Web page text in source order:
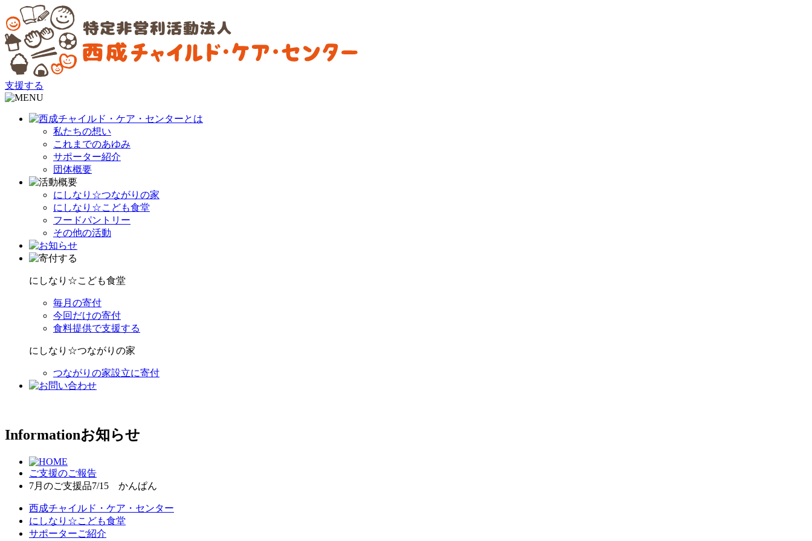
支援する
私たちの想い
これまでのあゆみ
サポーター紹介
団体概要
にしなり☆つながりの家
にしなり☆こども食堂
フードパントリー
その他の活動
にしなり☆こども食堂
毎月の寄付
今回だけの寄付
食料提供で支援する
にしなり☆つながりの家
つながりの家設立に寄付
Informationお知らせ
ご支援のご報告
7月のご支援品7/15 かんぱん
西成チャイルド・ケア・センター
にしなり☆こども食堂
サポーターご紹介